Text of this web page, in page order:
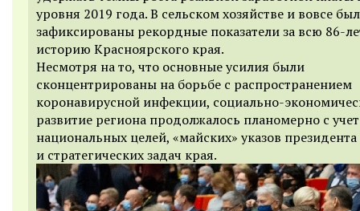
уровня 2019 года. В сельском хозяйстве и вовсе
зафиксированы рекордные показатели за всю 86-
историю Красноярского края.
Несмотря на то, что основные усилия были
сконцентрированы на борьбе с распространением
коронавирусной инфекции, социально-
развитие региона продолжалось планомерно с
национальных целей, «майских» указов
и стратегических задач края.